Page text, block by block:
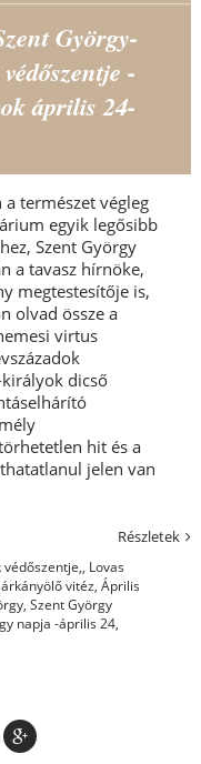
György-
-
április 24-
természet végleg
egyik legősibb
Szent György
a tavasz hírnöke,
megtestesítője is,
olvad össze a
virtus
dicső
hit és a
jelen van
Részletek
védőszentje,, Lovas
vitéz, Április
, Szent György
napja -április 24,